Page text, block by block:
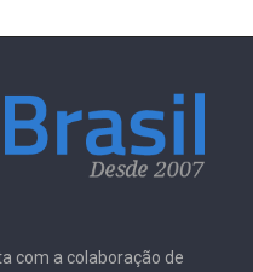
com a colaboração de